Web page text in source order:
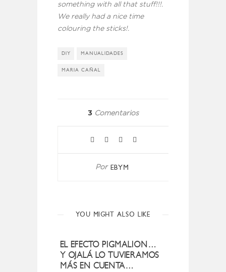
something with all that stuff!!!.
We really had a nice time
colouring the sticks!.
DIY MANUALIDADES
MARIA CAÑAL
3Comentarios
Por EBYM
YOU MIGHT ALSO LIKE
EL EFECTO PIGMALION…
Y OJALÁ LO TUVIERAMOS
MÁS EN CUENTA…